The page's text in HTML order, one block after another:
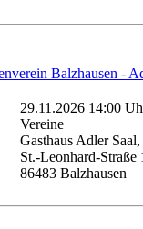
Balzhausen -
29.11.2026 14:00
Vereine
Gasthaus Adler Saal,
St.-Leonhard-Straße
86483 Balzhausen